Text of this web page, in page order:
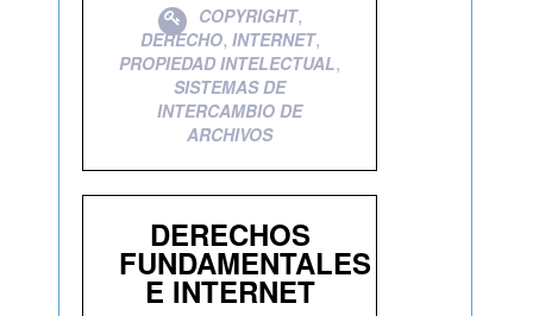
COPYRIGHT,
DERECHO, INTERNET,
PROPIEDAD INTELECTUAL,
SISTEMAS DE
INTERCAMBIO DE
ARCHIVOS
DERECHOS
FUNDAMENTALES
E INTERNET